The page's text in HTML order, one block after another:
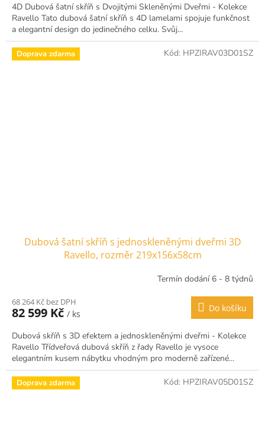
4D Dubová šatní skříň s Dvojitými Skleněnými Dveřmi - Kolekce
Ravello Tato dubová šatní skříň s 4D lamelami spojuje funkčnost
a elegantní design do jedinečného celku. Svůj...
Doprava zdarma
Dubová šatní skříň s jednoskleněnými dveřmi 3D
Ravello, rozměr 219x156x58cm
Termín dodání 6 - 8 týdnů
68 264 Kč bez DPH
82 599 Kč / ks
Do košíku
Dubová skříň s 3D efektem a jednoskleněnými dveřmi - Kolekce
Ravello Třídveřová dubová skříň z řady Ravello je vysoce
elegantním kusem nábytku vhodným pro moderně zařízené...
Kód: HPZIRAV03D01SZ
Doprava zdarma Kód: HPZIRAV05D01SZ